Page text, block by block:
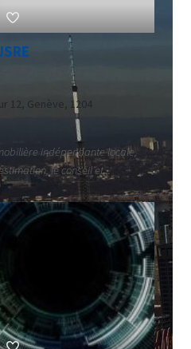
12, Genève, 1204
indépendante locale,
le conseil et...